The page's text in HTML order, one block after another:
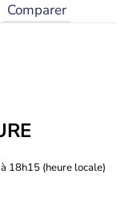
Comparer
18h15 (heure locale)